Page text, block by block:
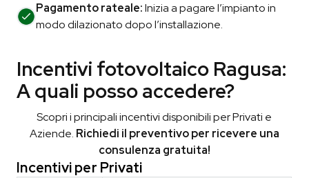
Pagamento rateale:Inizia a pagare l’impianto in
modo dilazionato dopo l’installazione.
Incentivi fotovoltaico Ragusa:
A quali posso accedere?
Scopri i principali incentivi disponibili per Privati e
Aziende. Richiedi il preventivo per ricevere una
consulenza gratuita!
Incentivi per Privati